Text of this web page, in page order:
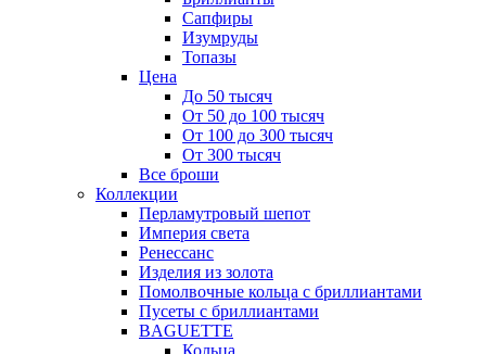
Сапфиры
Изумруды
Топазы
Цена
До 50 тысяч
От 50 до 100 тысяч
От 100 до 300 тысяч
От 300 тысяч
Все броши
Коллекции
Перламутровый шепот
Империя света
Ренессанс
Изделия из золота
Помолвочные кольца с бриллиантами
Пусеты с бриллиантами
BAGUETTE
Кольца